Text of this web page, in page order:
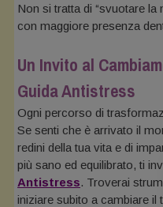
Non si tratta di “svuotare la
con maggiore presenza
Un Invito al
Guida Antistress
Ogni percorso di
Se senti che è arrivato il
redini della tua vita e di
più sano ed equilibrato, ti
Antistress. Troverai
iniziare subito a cambiare il